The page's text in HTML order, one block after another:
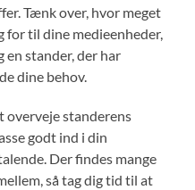
Tænk over, hvor meget
for til dine medieenheder,
stander, der har
dine behov.
overveje standerens
godt ind i din
Der findes mange
så tag dig tid til at